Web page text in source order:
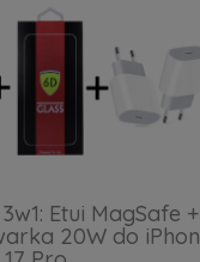
Etui MagSafe +
20W do